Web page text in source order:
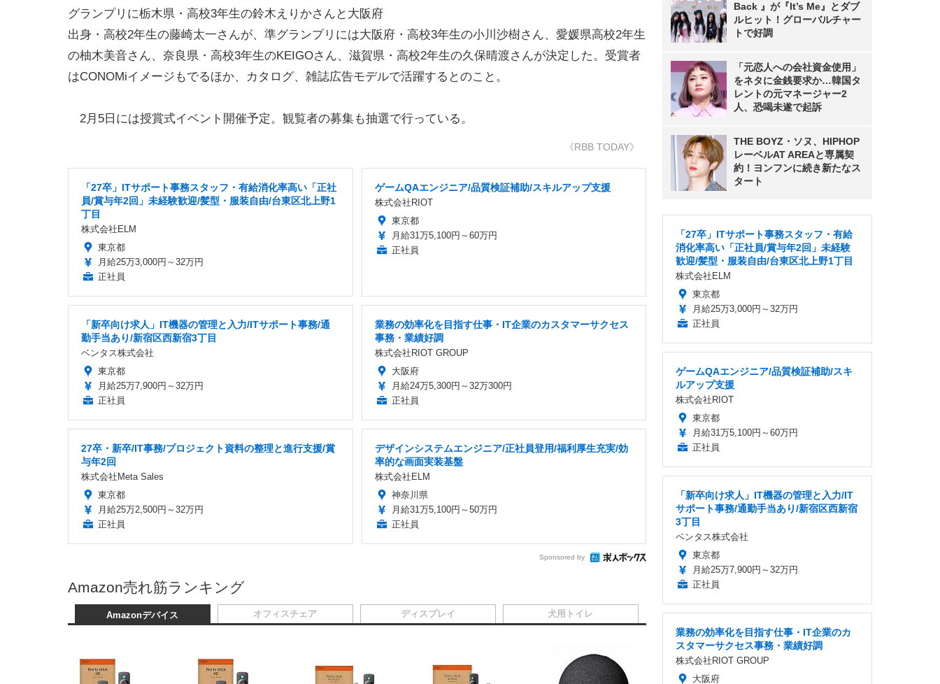
グランプリに栃木県・高校3年生の鈴木えりかさんと大阪府
出身・高校2年生の藤崎太一さんが、準グランプリには大阪府・高校3年生の小川沙樹さん、愛媛県高校2年生
の柚木美音さん、奈良県・高校3年生のKEIGOさん、滋賀県・高校2年生の久保晴渡さんが決定した。受賞者
はCONOMiイメージもでるほか、カタログ、雑誌広告モデルで活躍するとのこと。
2月5日には授賞式イベント開催予定。観覧者の募集も抽選で行っている。
《RBB TODAY》
「27卒」ITサポート事務スタッフ・有給消化率高い「正社
員/賞与年2回」未経験歓迎/髪型・服装自由/台東区北上野1
丁目
株式会社ELM
東京都
月給25万3,000円～32万円
正社員
ゲームQAエンジニア/品質検証補助/スキルアップ支援
株式会社RIOT
東京都
月給31万5,100円～60万円
正社員
「新卒向け求人」IT機器の管理と入力/ITサポート事務/通
勤手当あり/新宿区西新宿3丁目
ベンタス株式会社
東京都
月給25万7,900円～32万円
正社員
業務の効率化を目指す仕事・IT企業のカスタマーサクセス
事務・業績好調
株式会社RIOT GROUP
大阪府
月給24万5,300円～32万300円
正社員
27卒・新卒/IT事務/プロジェクト資料の整理と進行支援/賞
与年2回
株式会社Meta Sales
東京都
月給25万2,500円～32万円
正社員
デザインシステムエンジニア/正社員登用/福利厚生充実/効
率的な画面実装基盤
株式会社ELM
神奈川県
月給31万5,100円～50万円
正社員
Sponsored by
Amazon売れ筋ランキング
Amazonデバイス オフィスチェア ディスプレイ 犬用トイレ
Back 』が『It’s Me』とダブ
ルヒット！グローバルチャー
トで好調
「元恋人への会社資金使用」
をネタに金銭要求か…韓国タ
レントの元マネージャー2
人、恐喝未遂で起訴
THE BOYZ・ソヌ、HIPHOP
レーベルAT AREAと専属契
約！ヨンフンに続き新たなス
タート
「27卒」ITサポート事務スタッフ・有給
消化率高い「正社員/賞与年2回」未経験
歓迎/髪型・服装自由/台東区北上野1丁目
株式会社ELM
東京都
月給25万3,000円～32万円
正社員
ゲームQAエンジニア/品質検証補助/スキ
ルアップ支援
株式会社RIOT
東京都
月給31万5,100円～60万円
正社員
「新卒向け求人」IT機器の管理と入力/IT
サポート事務/通勤手当あり/新宿区西新宿
3丁目
ベンタス株式会社
東京都
月給25万7,900円～32万円
正社員
業務の効率化を目指す仕事・IT企業のカ
スタマーサクセス事務・業績好調
株式会社RIOT GROUP
大阪府